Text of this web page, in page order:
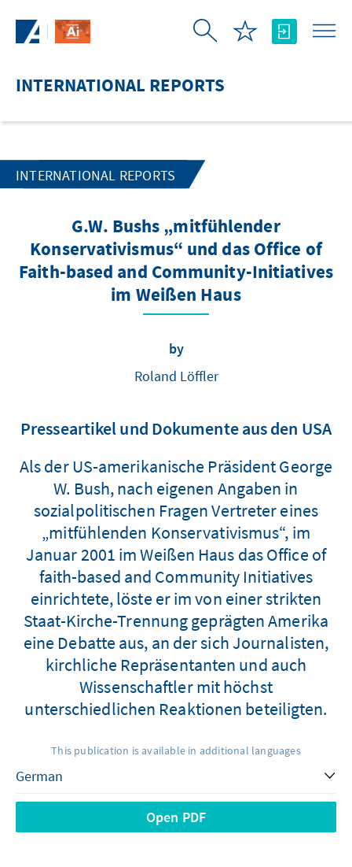
INTERNATIONAL REPORTS
INTERNATIONAL REPORTS
G.W. Bushs „mitfühlender
Konservativismus“ und das Office of
Faith-based and Community-Initiatives
im Weißen Haus
by
Roland Löffler
Presseartikel und Dokumente aus den USA
Als der US-amerikanische Präsident George
W. Bush, nach eigenen Angaben in
sozialpolitischen Fragen Vertreter eines
„mitfühlenden Konservativismus“, im
Januar 2001 im Weißen Haus das Office of
faith-based and Community Initiatives
einrichtete, löste er im von einer strikten
Staat-Kirche-Trennung geprägten Amerika
eine Debatte aus, an der sich Journalisten,
kirchliche Repräsentanten und auch
Wissenschaftler mit höchst
unterschiedlichen Reaktionen beteiligten.
This publication is available in additional languages
Open PDF